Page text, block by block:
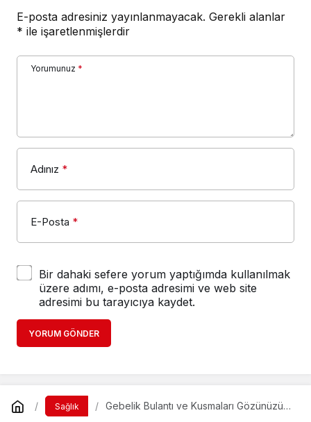
E-posta adresiniz yayınlanmayacak. Gerekli alanlar
* ile işaretlenmişlerdir
Yorumunuz *
Adınız *
E-Posta *
Bir dahaki sefere yorum yaptığımda kullanılmak
üzere adımı, e-posta adresimi ve web site
adresimi bu tarayıcıya kaydet.
YORUM GÖNDER
Sağlık
Gebelik Bulantı ve Kusmaları Gözünüzü